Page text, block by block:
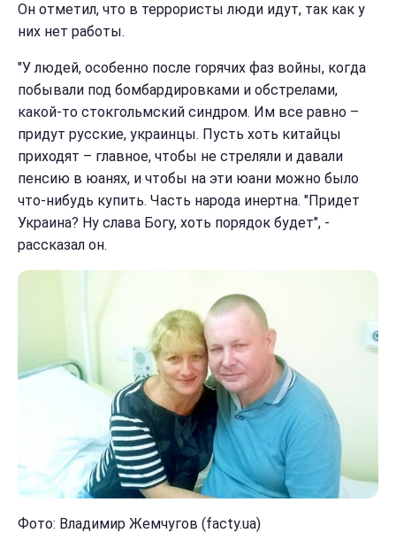
Он отметил, что в террористы люди идут, так как у
них нет работы.
"У людей, особенно после горячих фаз войны, когда
побывали под бомбардировками и обстрелами,
какой-то стокгольмский синдром. Им все равно –
придут русские, украинцы. Пусть хоть китайцы
приходят – главное, чтобы не стреляли и давали
пенсию в юанях, и чтобы на эти юани можно было
что-нибудь купить. Часть народа инертна. "Придет
Украина? Ну слава Богу, хоть порядок будет", -
рассказал он.
Фото: Владимир Жемчугов (facty.ua)